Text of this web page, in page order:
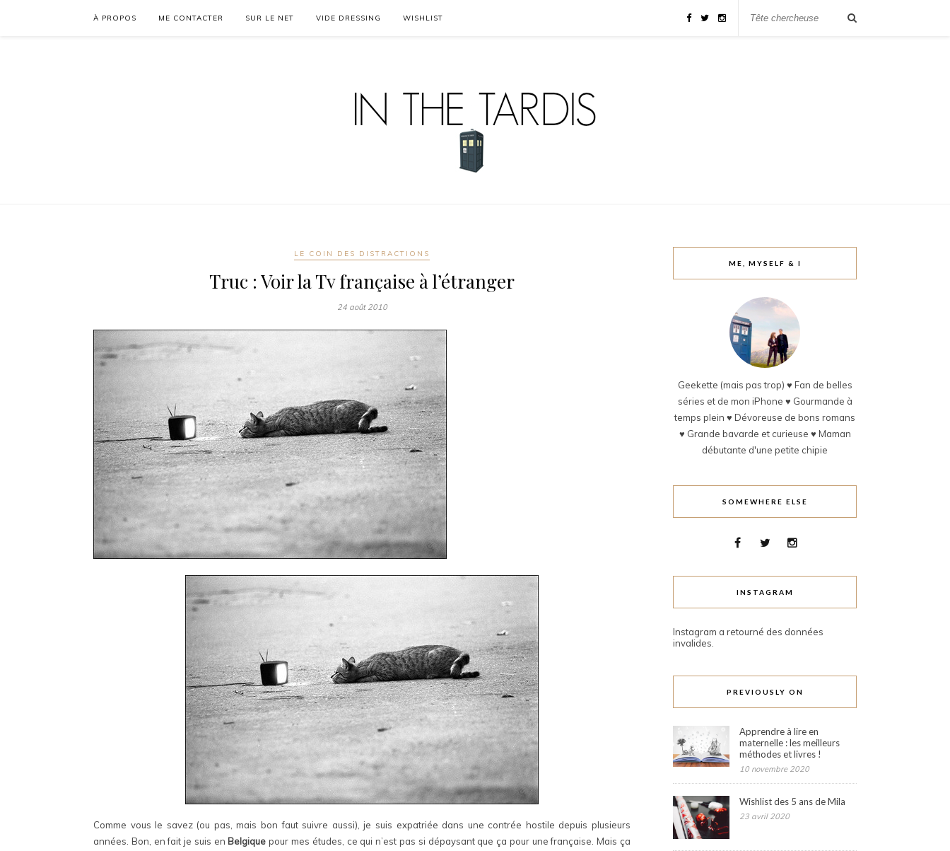
À PROPOS ME CONTACTER SUR LE NET VIDE DRESSING WISHLIST
LE COIN DES DISTRACTIONS
Truc : Voir la Tv française à l’étranger
24 août 2010
Comme vous le savez (ou pas, mais bon faut suivre aussi), je suis expatriée dans une contrée hostile depuis plusieurs
années. Bon, en fait je suis en Belgique pour mes études, ce qui n’est pas si dépaysant que ça pour une française. Mais ça
ME, MYSELF & I
Geekette (mais pas trop) ♥ Fan de belles
séries et de mon iPhone ♥ Gourmande à
temps plein ♥ Dévoreuse de bons romans
♥ Grande bavarde et curieuse ♥ Maman
débutante d'une petite chipie
SOMEWHERE ELSE
INSTAGRAM
Instagram a retourné des données
invalides.
PREVIOUSLY ON
Apprendre à lire en
maternelle : les meilleurs
méthodes et livres !
10 novembre 2020
Wishlist des 5 ans de Mila
23 avril 2020